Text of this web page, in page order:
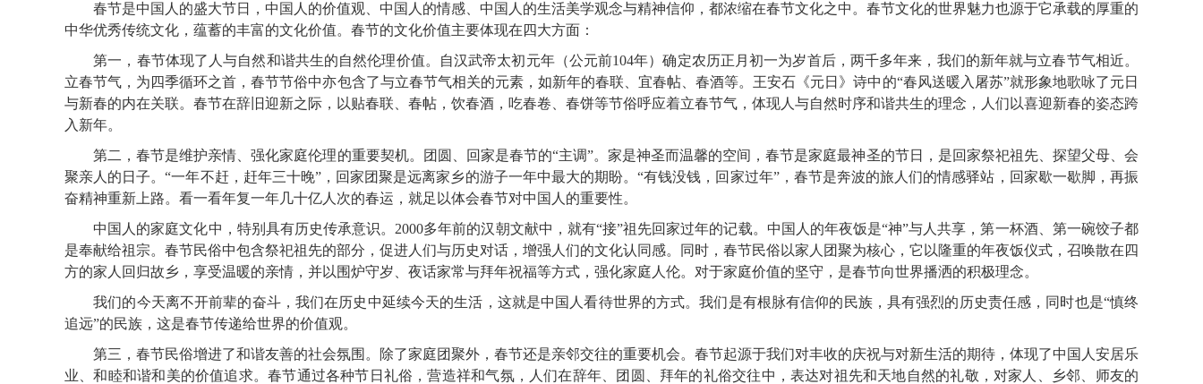
春节是中国人的盛大节日，中国人的价值观、中国人的情感、中国人的生活美学观念与精神信仰，都浓缩在春节文化之中。春节文化的世界魅力也源于它承载的厚重的
中华优秀传统文化，蕴蓄的丰富的文化价值。春节的文化价值主要体现在四大方面：
第一，春节体现了人与自然和谐共生的自然伦理价值。自汉武帝太初元年（公元前104年）确定农历正月初一为岁首后，两千多年来，我们的新年就与立春节气相近。
立春节气，为四季循环之首，春节节俗中亦包含了与立春节气相关的元素，如新年的春联、宜春帖、春酒等。王安石《元日》诗中的“春风送暖入屠苏”就形象地歌咏了元日
与新春的内在关联。春节在辞旧迎新之际，以贴春联、春帖，饮春酒，吃春卷、春饼等节俗呼应着立春节气，体现人与自然时序和谐共生的理念，人们以喜迎新春的姿态跨
入新年。
第二，春节是维护亲情、强化家庭伦理的重要契机。团圆、回家是春节的“主调”。家是神圣而温馨的空间，春节是家庭最神圣的节日，是回家祭祀祖先、探望父母、会
聚亲人的日子。“一年不赶，赶年三十晚”，回家团聚是远离家乡的游子一年中最大的期盼。“有钱没钱，回家过年”，春节是奔波的旅人们的情感驿站，回家歇一歇脚，再振
奋精神重新上路。看一看年复一年几十亿人次的春运，就足以体会春节对中国人的重要性。
中国人的家庭文化中，特别具有历史传承意识。2000多年前的汉朝文献中，就有“接”祖先回家过年的记载。中国人的年夜饭是“神”与人共享，第一杯酒、第一碗饺子都
是奉献给祖宗。春节民俗中包含祭祀祖先的部分，促进人们与历史对话，增强人们的文化认同感。同时，春节民俗以家人团聚为核心，它以隆重的年夜饭仪式，召唤散在四
方的家人回归故乡，享受温暖的亲情，并以围炉守岁、夜话家常与拜年祝福等方式，强化家庭人伦。对于家庭价值的坚守，是春节向世界播洒的积极理念。
我们的今天离不开前辈的奋斗，我们在历史中延续今天的生活，这就是中国人看待世界的方式。我们是有根脉有信仰的民族，具有强烈的历史责任感，同时也是“慎终
追远”的民族，这是春节传递给世界的价值观。
第三，春节民俗增进了和谐友善的社会氛围。除了家庭团聚外，春节还是亲邻交往的重要机会。春节起源于我们对丰收的庆祝与对新生活的期待，体现了中国人安居乐
业、和睦和谐和美的价值追求。春节通过各种节日礼俗，营造祥和气氛，人们在辞年、团圆、拜年的礼俗交往中，表达对祖先和天地自然的礼敬，对家人、乡邻、师友的